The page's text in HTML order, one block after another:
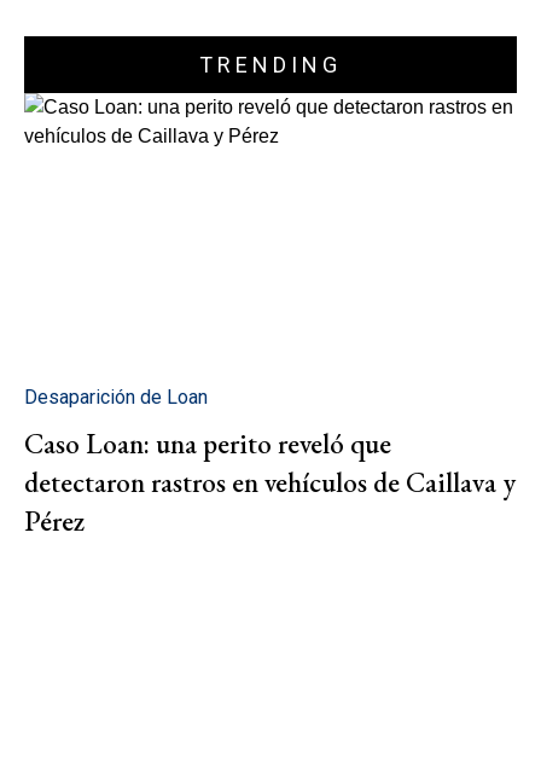
TRENDING
Desaparición de Loan
Caso Loan: una perito reveló que
detectaron rastros en vehículos de Caillava y
Pérez